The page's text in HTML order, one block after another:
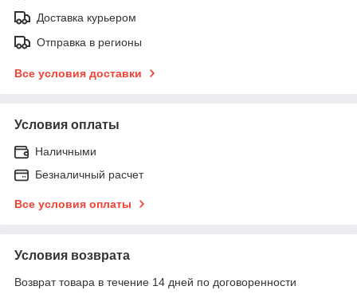
Доставка курьером
Отправка в регионы
Все условия доставки
Условия оплаты
Наличными
Безналичный расчет
Все условия оплаты
Условия возврата
Возврат товара в течение 14 дней по договоренности